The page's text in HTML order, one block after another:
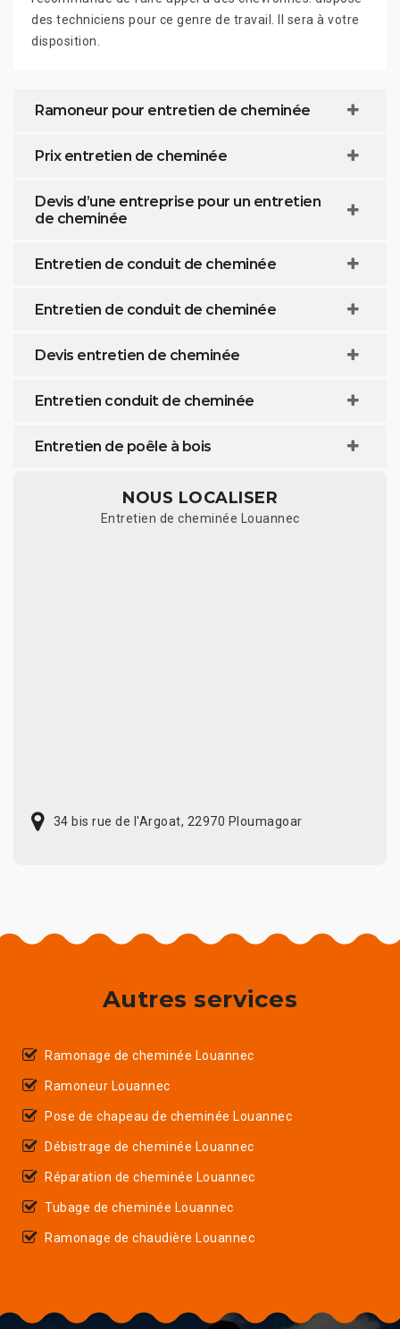
des techniciens pour ce genre de travail. Il sera à votre
disposition.
Ramoneur pour entretien de cheminée
Prix entretien de cheminée
Devis d’une entreprise pour un entretien
de cheminée
Entretien de conduit de cheminée
Entretien de conduit de cheminée
Devis entretien de cheminée
Entretien conduit de cheminée
Entretien de poêle à bois
NOUS LOCALISER
Entretien de cheminée Louannec
34 bis rue de l'Argoat, 22970 Ploumagoar
Autres services
Ramonage de cheminée Louannec
Ramoneur Louannec
Pose de chapeau de cheminée Louannec
Débistrage de cheminée Louannec
Réparation de cheminée Louannec
Tubage de cheminée Louannec
Ramonage de chaudière Louannec